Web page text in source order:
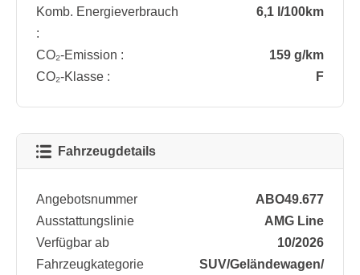
Komb. Energieverbrauch
:
6,1 l/100km
CO₂-Emission :
159 g/km
CO₂-Klasse :
F
Fahrzeugdetails
Angebotsnummer
ABO49.677
Ausstattungslinie
AMG Line
Verfügbar ab
10/2026
Fahrzeugkategorie
SUV/​Geländewagen/​